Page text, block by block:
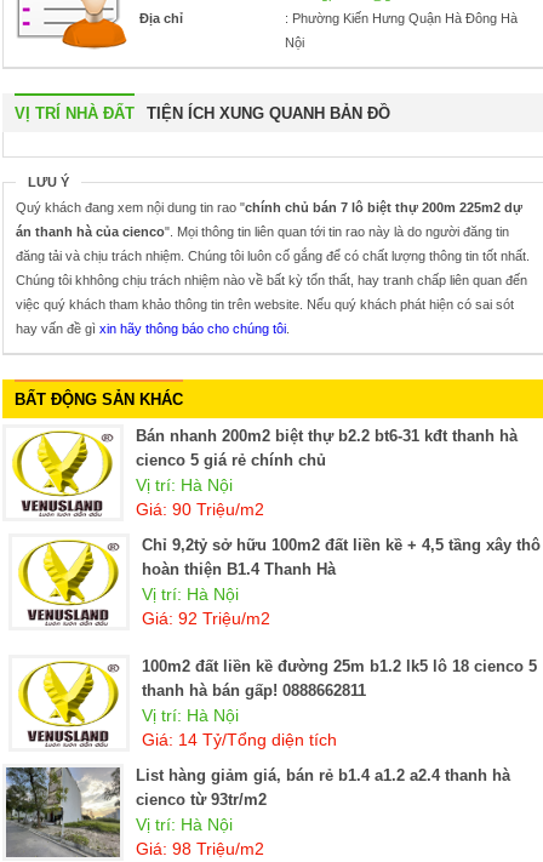
Địa chỉ
: Phường Kiến Hưng Quận Hà Đông Hà
Nội
VỊ TRÍ NHÀ ĐẤT TIỆN ÍCH XUNG QUANH BẢN ĐỒ
LƯU Ý
Quý khách đang xem nội dung tin rao "chính chủ bán 7 lô biệt thự 200m 225m2 dự
án thanh hà của cienco". Mọi thông tin liên quan tới tin rao này là do người đăng tin
đăng tải và chịu trách nhiệm. Chúng tôi luôn cố gắng để có chất lượng thông tin tốt nhất.
Chúng tôi khhông chịu trách nhiệm nào về bất kỳ tổn thất, hay tranh chấp liên quan đến
việc quý khách tham khảo thông tin trên website. Nếu quý khách phát hiện có sai sót
hay vấn đề gì xin hãy thông báo cho chúng tôi
BẤT ĐỘNG SẢN KHÁC
Bán nhanh 200m2 biệt thự b2.2 bt6-31 kđt thanh hà
cienco 5 giá rẻ chính chủ
Vị trí: Hà Nội
Giá: 90 Triệu/m2
Chỉ 9,2tỷ sở hữu 100m2 đất liền kề + 4,5 tầng xây thô
hoàn thiện B1.4 Thanh Hà
Vị trí: Hà Nội
Giá: 92 Triệu/m2
100m2 đất liền kề đường 25m b1.2 lk5 lô 18 cienco 5
thanh hà bán gấp! 0888662811
Vị trí: Hà Nội
Giá: 14 Tỷ/Tổng diện tích
List hàng giảm giá, bán rẻ b1.4 a1.2 a2.4 thanh hà
cienco từ 93tr/m2
Vị trí: Hà Nội
Giá: 98 Triệu/m2